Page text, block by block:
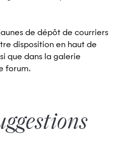
de dépôt de courriers
disposition en haut de
que dans la galerie
forum.